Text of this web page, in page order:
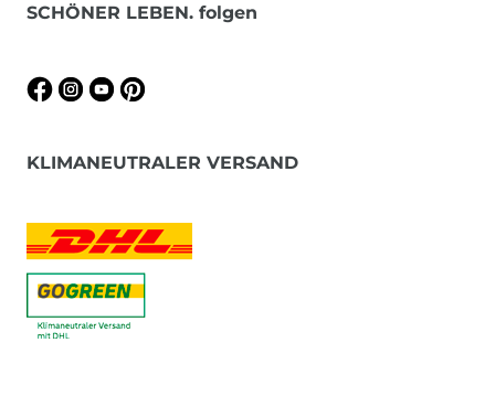
SCHÖNER LEBEN. folgen
KLIMANEUTRALER VERSAND